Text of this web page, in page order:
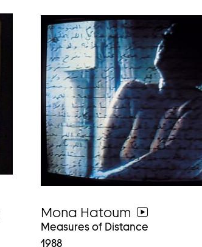
Mona Hatoum
weiter
zum
Measures of Distance
1988